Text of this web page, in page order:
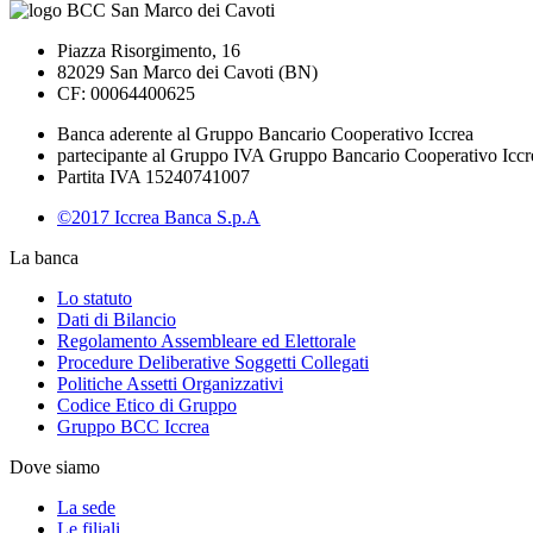
Piazza Risorgimento, 16
82029 San Marco dei Cavoti (BN)
CF: 00064400625
Banca aderente al Gruppo Bancario Cooperativo Iccrea
partecipante al Gruppo IVA Gruppo Bancario Cooperativo
Partita IVA 15240741007
©2017 Iccrea Banca S.p.A
La banca
Lo statuto
Dati di Bilancio
Regolamento Assembleare ed Elettorale
Procedure Deliberative Soggetti Collegati
Politiche Assetti Organizzativi
Codice Etico di Gruppo
Gruppo BCC Iccrea
Dove siamo
La sede